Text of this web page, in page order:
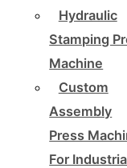
Hydraulic
Stamping
Machine
Custom
Assembly
Press
For